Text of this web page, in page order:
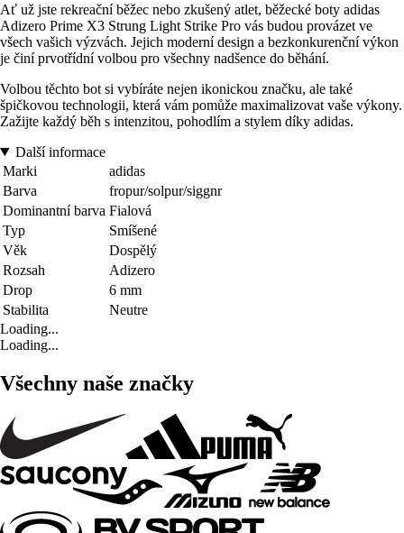
Ať už jste rekreační běžec nebo zkušený atlet, běžecké boty adidas
Adizero Prime X3 Strung Light Strike Pro vás budou provázet ve
všech vašich výzvách. Jejich moderní design a bezkonkurenční výkon
je činí prvotřídní volbou pro všechny nadšence do běhání.
Volbou těchto bot si vybíráte nejen ikonickou značku, ale také
špičkovou technologii, která vám pomůže maximalizovat vaše výkony.
Zažijte každý běh s intenzitou, pohodlím a stylem díky adidas.
Další informace
Marki
adidas
Barva
fropur/solpur/siggnr
Dominantní barva Fialová
Typ
Smíšené
Věk
Dospělý
Rozsah
Adizero
Drop
6 mm
Stabilita
Neutre
Loading...
Loading...
Všechny naše značky